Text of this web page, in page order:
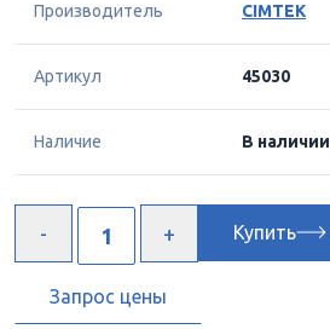
Производитель CIMTEK
Артикул 45030
Наличие В наличии
Купить
Запрос цены